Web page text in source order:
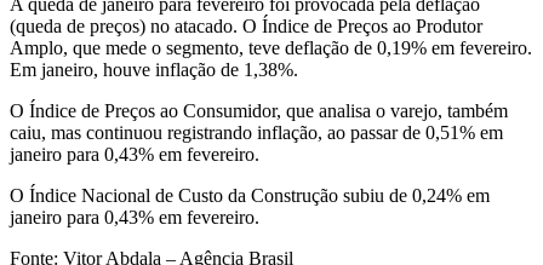
(queda de preços) no atacado. O Índice de Preços ao Produtor
Amplo, que mede o segmento, teve deflação de 0,19% em fevereiro.
Em janeiro, houve inflação de 1,38%.
O Índice de Preços ao Consumidor, que analisa o varejo, também
caiu, mas continuou registrando inflação, ao passar de 0,51% em
janeiro para 0,43% em fevereiro.
O Índice Nacional de Custo da Construção subiu de 0,24% em
janeiro para 0,43% em fevereiro.
Fonte: Vitor Abdala – Agência Brasil